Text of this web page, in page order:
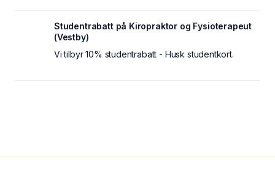
Studentrabatt på Kiropraktor og Fysioterapeut
(Vestby)
Vi tilbyr 10% studentrabatt - Husk studentkort.